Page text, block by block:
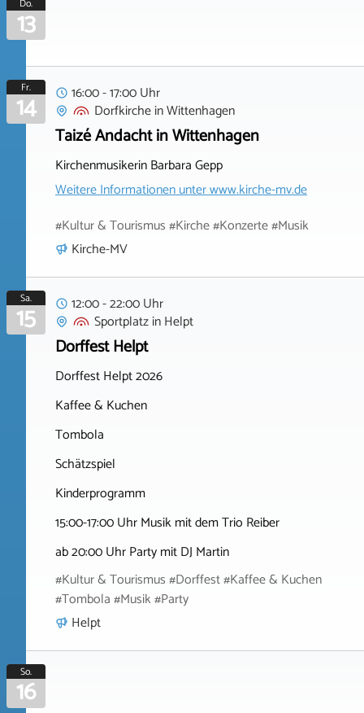
Do.
13
Fr.
14
16:00 - 17:00 Uhr
DorfkircheinWittenhagen
Taizé Andacht in Wittenhagen
Kirchenmusikerin Barbara Gepp
Weitere Informationen unterwww.kirche-mv.de
#Kultur & Tourismus #Kirche #Konzerte #Musik
Kirche-MV
Sa.
15
12:00 - 22:00 Uhr
SportplatzinHelpt
Dorffest Helpt
Dorffest Helpt 2026
Kaffee & Kuchen
Tombola
Schätzspiel
Kinderprogramm
15:00-17:00 Uhr Musik mit dem Trio Reiber
ab 20:00 Uhr Party mit DJ Martin
#Kultur & Tourismus #Dorffest #Kaffee & Kuchen
#Tombola #Musik #Party
Helpt
So.
16